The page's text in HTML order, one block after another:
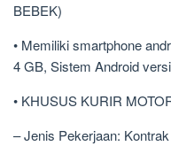
BEBEK)
• Memiliki smartphone
4 GB, Sistem Android
• KHUSUS KURIR
– Jenis Pekerjaan: Kontrak